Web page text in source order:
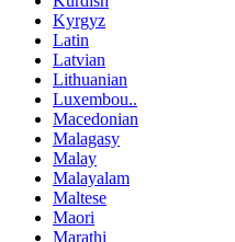
Kyrgyz
Latin
Latvian
Lithuanian
Luxembou..
Macedonian
Malagasy
Malay
Malayalam
Maltese
Maori
Marathi